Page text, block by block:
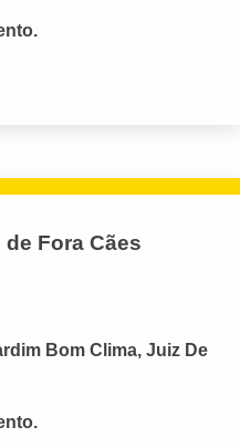
Fora Cães
Bom Clima, Juiz De